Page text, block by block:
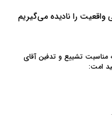
واقعیت را نادیده می‌گیریم
مناسبت تشییع و تدفین آقای
امت: